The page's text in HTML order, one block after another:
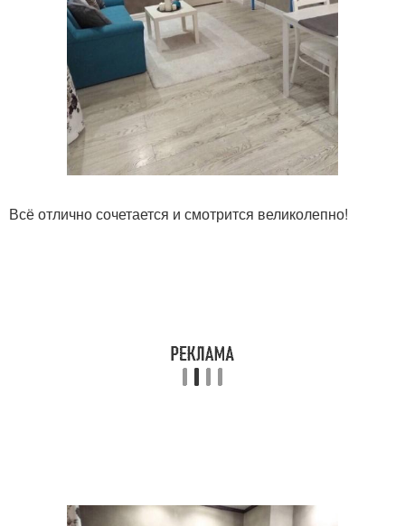
Всё отлично сочетается и смотрится великолепно!